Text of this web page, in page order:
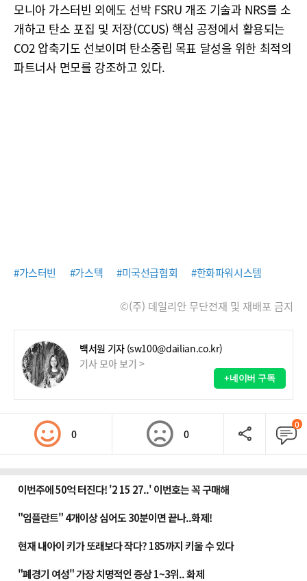
모니아 가스터빈 외에도 선박 FSRU 개조 기술과 NRS를 소
개하고 탄소 포집 및 저장(CCUS) 핵심 공정에서 활용되는
CO2 압축기도 선보이며 탄소중립 목표 달성을 위한 최적의
파트너사 면모를 강조하고 있다.
#가스터빈 #가스텍 #미국선급협회 #한화파워시스템
©(주) 데일리안 무단전재 및 재배포 금지
백서원 기자 (sw100@dailian.co.kr)
기사 모아 보기 >
+네이버 구독
0 0
0